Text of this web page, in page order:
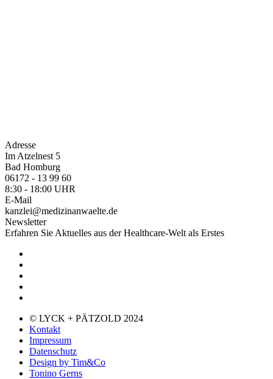
Adresse
Im Atzelnest 5
Bad Homburg
06172 - 13 99 60
8:30 - 18:00 UHR
E-Mail
kanzlei@medizinanwaelte.de
Newsletter
Erfahren Sie Aktuelles aus der Healthcare-Welt als Erstes
© LYCK + PÄTZOLD 2024
Kontakt
Impressum
Datenschutz
Design by Tim&Co
Tonino Gerns